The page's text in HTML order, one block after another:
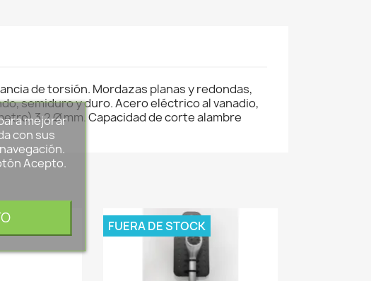
de torsión. Mordazas planas y redondas,
semiduro y duro. Acero eléctrico al vanadio,
3,2 Ø mm. Capacidad de corte alambre
FUERA DE STOCK
mejorar
con sus
Acepto.